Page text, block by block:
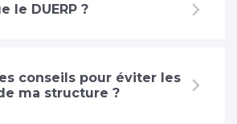
le DUERP ?
conseils pour éviter les
ma structure ?